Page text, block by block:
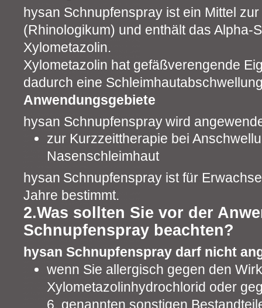
hysan Schnupfenspray ist ein Mittel
(Rhinologikum) und enthält das Alpha-
Xylometazolin.
Xylometazolin hat gefäßverengende
dadurch eine
Anwendungsgebiete
hysan Schnupfenspraywird
zur Kurzzeittherapie bei
Nasenschleimhaut
hysan Schnupfenspray ist für
Jahre bestimmt.
2.Was sollten Sie vor der
Schnupfenspray beachten?
hysan Schnupfenspray darf nicht
wenn Sie allergisch gegen den
Xylometazolinhydrochlorid oder
6. genannten sonstigen